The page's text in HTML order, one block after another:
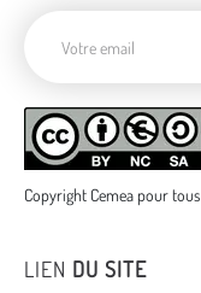
Copyright Cemea pour
LIEN DU SITE